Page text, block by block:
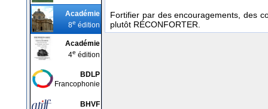
Académie
8e édition
Académie
4e édition
BDLP
Francophonie
BHVF
Fortifier par des encouragements, des
plutôt RÉCONFORTER.